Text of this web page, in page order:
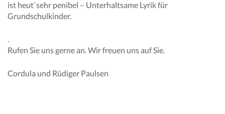
ist heut`sehr penibel – Unterhaltsame Lyrik für
Grundschulkinder.
Rufen Sie uns gerne an. Wir freuen uns auf Sie.
Cordula und Rüdiger Paulsen